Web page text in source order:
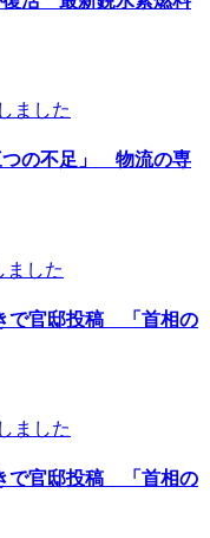
ました
つの不足」 物流の専
ました
で官邸投稿 「首相の
ました
で官邸投稿 「首相の